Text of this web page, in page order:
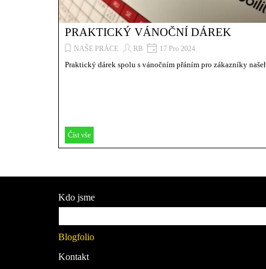
PRAKTICKÝ VÁNOČNÍ DÁREK
NAŠE PRÁCE RB 17 Pro 2024
Praktický dárek spolu s vánočním přáním pro zákazníky
Číst vše
Kdo jsme
Blogfolio
Kontakt